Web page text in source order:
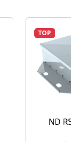
TOP
ND